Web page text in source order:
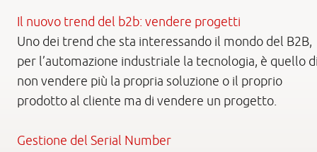
Il nuovo trend del b2b: vendere progetti
Uno dei trend che sta interessando il mondo del B2B,
per l’automazione industriale la tecnologia, è quello
non vendere più la propria soluzione o il proprio
prodotto al cliente ma di vendere un progetto.
Gestione del Serial Number